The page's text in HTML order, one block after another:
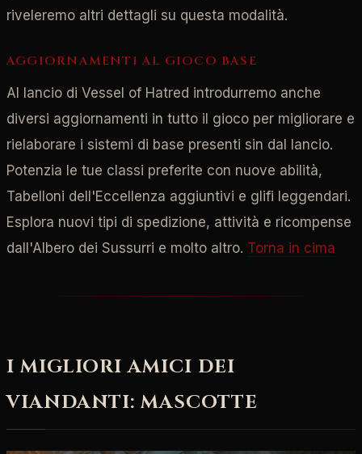
riveleremo altri dettagli su questa modalità.
AGGIORNAMENTI AL GIOCO BASE
Al lancio di Vessel of Hatred introdurremo anche
diversi aggiornamenti in tutto il gioco per migliorare e
rielaborare i sistemi di base presenti sin dal lancio.
Potenzia le tue classi preferite con nuove abilità,
Tabelloni dell'Eccellenza aggiuntivi e glifi leggendari.
Esplora nuovi tipi di spedizione, attività e ricompense
dall'Albero dei Sussurri e molto altro. Torna in cima
I MIGLIORI AMICI DEI
VIANDANTI: MASCOTTE